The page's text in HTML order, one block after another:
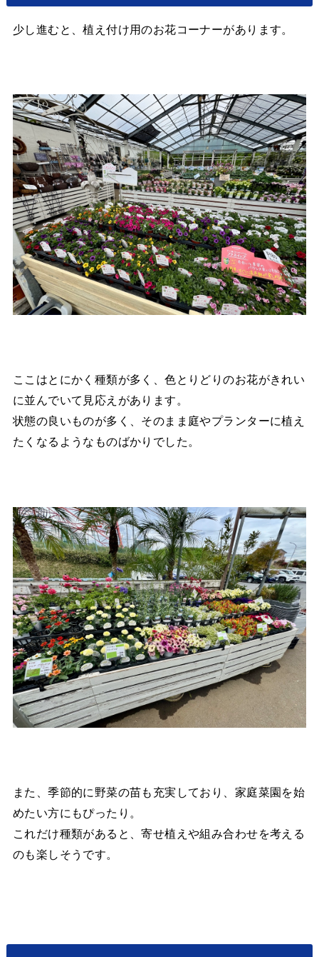
少し進むと、植え付け用のお花コーナーがあります。
ここはとにかく種類が多く、色とりどりのお花がきれい
に並んでいて見応えがあります。
状態の良いものが多く、そのまま庭やプランターに植え
たくなるようなものばかりでした。
また、季節的に野菜の苗も充実しており、家庭菜園を始
めたい方にもぴったり。
これだけ種類があると、寄せ植えや組み合わせを考える
のも楽しそうです。